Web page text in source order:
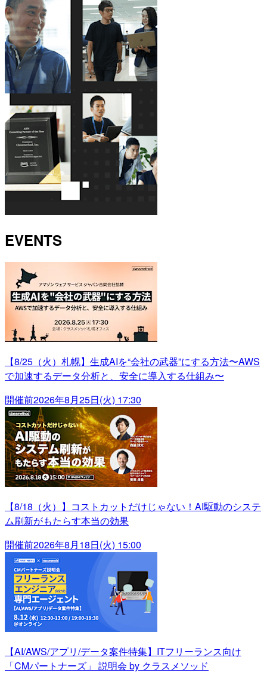
EVENTS
【8/25（火）札幌】生成AIを“会社の武器”にする方法〜AWS
で加速するデータ分析と、安全に導入する仕組み〜
開催前2026年8月25日(火) 17:30
【8/18（火）】コストカットだけじゃない！AI駆動のシステ
ム刷新がもたらす本当の効果
開催前2026年8月18日(火) 15:00
【AI/AWS/アプリ/データ案件特集】ITフリーランス向け
「CMパートナーズ」 説明会 by クラスメソッド